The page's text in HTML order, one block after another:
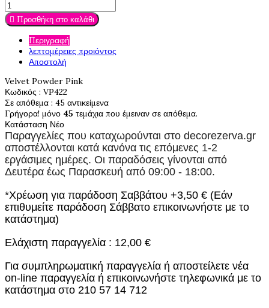
 Προσθήκη στο καλάθι
Περιγραφή
λεπτομέρειες προιόντος
Αποστολή
Velvet Powder Pink
Κωδικός : VP422
Σε απόθεμα : 45 αντικείμενα
Γρήγορα! μόνο 45 τεμάχια που έμειναν σε απόθεμα.
Κατάσταση Νέο
Παραγγελίες που καταχωρούνται στο decorezerva.gr
αποστέλλονται κατά κανόνα τις επόμενες 1-2
εργάσιμες ημέρες. Οι παραδόσεις γίνονται από
Δευτέρα έως Παρασκευή από 09:00 - 18:00.
*Χρέωση για παράδοση Σαββάτου +3,50 € (Εάν
επιθυμείτε παράδοση Σάββατο επικοινωνήστε με το
κατάστημα)
Ελάχιστη παραγγελία : 12,00 €
Για συμπληρωματική παραγγελία ή αποστείλετε νέα
on-line παραγγελία ή επικοινωνήστε τηλεφωνικά με το
κατάστημα στο 210 57 14 712